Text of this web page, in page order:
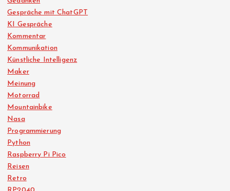
Gespräche mit ChatGPT
KI Gespräche
Kommentar
Kommunikation
Künstliche Intelligenz
Maker
Meinung
Motorrad
Mountainbike
Nasa
Programmierung
Python
Raspberry Pi Pico
Reisen
Retro